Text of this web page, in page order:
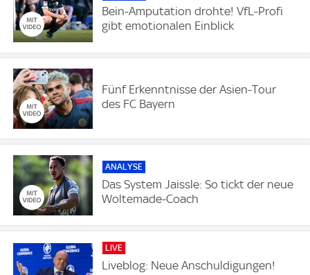
Bein-Amputation drohte! VfL-Profi
gibt emotionalen Einblick
Fünf Erkenntnisse der Asien-Tour
des FC Bayern
ANALYSE
Das System Jaissle: So tickt der neue
Woltemade-Coach
LIVE
Liveblog: Neue Anschuldigungen!